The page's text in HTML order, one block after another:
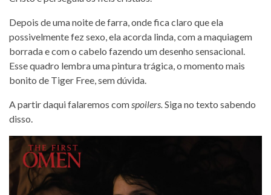
Depois de uma noite de farra, onde fica claro que ela
possivelmente fez sexo, ela acorda linda, com a maquiagem
borrada e com o cabelo fazendo um desenho sensacional.
Esse quadro lembra uma pintura trágica, o momento mais
bonito de Tiger Free, sem dúvida.
A partir daqui falaremos com spoilers. Siga no texto sabendo
disso.